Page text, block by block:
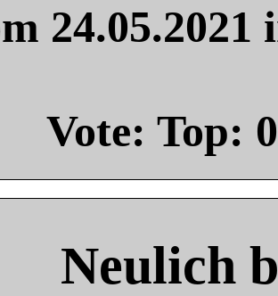
Vote: Top: 0
Neulich